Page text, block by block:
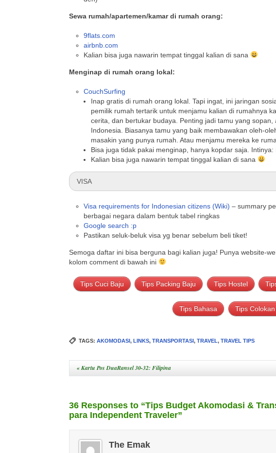
Sewa rumah/apartemen/kamar di rumah orang:
9flats.com
airbnb.com
Kalian bisa juga nawarin tempat tinggal kalian di sana
Menginap di rumah orang lokal:
CouchSurfing
Inap gratis di rumah orang lokal. Tapi ingat, ini jaringan
pemilik rumah tertarik untuk menjamu kalian di rumahnya
cerita, dan bertukar budaya. Penting jadi tamu yang sopan,
Indonesia. Biasanya tamu yang baik membawakan oleh-
masakin yang punya rumah. Atau menjamu mereka ke
Bisa juga tidak pakai menginap, hanya kopdar saja. Intinya:
Kalian bisa juga nawarin tempat tinggal kalian di sana
VISA
Visa requirements for Indonesian citizens (Wiki) – summary
berbagai negara dalam bentuk tabel ringkas
Google search :p
Pastikan seluk-beluk visa yg benar sebelum beli tiket!
Semoga daftar ini bisa berguna bagi kalian juga! Punya website-
kolom comment di bawah ini
Tips Cuci Baju Tips Packing Baju Tips Hostel
Tips Bahasa Tips
TAGS: AKOMODASI, LINKS, TRANSPORTASI, TRAVEL, TRAVEL TIPS
«Kartu Pos DuaRansel 30-32: Filipina
36 Responses to “Tips Budget Akomodasi &
para Independent Traveler”
The Emak